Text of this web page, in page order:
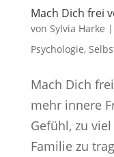
Mach Dich frei
von Sylvia Harke |
Psychologie,
Mach Dich
mehr innere
Gefühl, zu
Familie zu